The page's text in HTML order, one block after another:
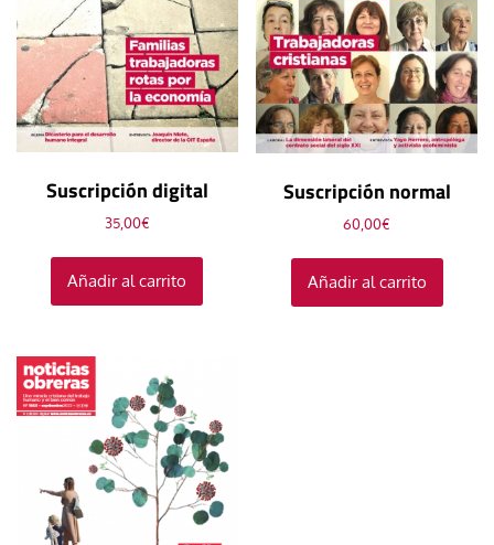
Suscripción digital
35,00€
Añadir al carrito
Suscripción normal
60,00€
Añadir al carrito